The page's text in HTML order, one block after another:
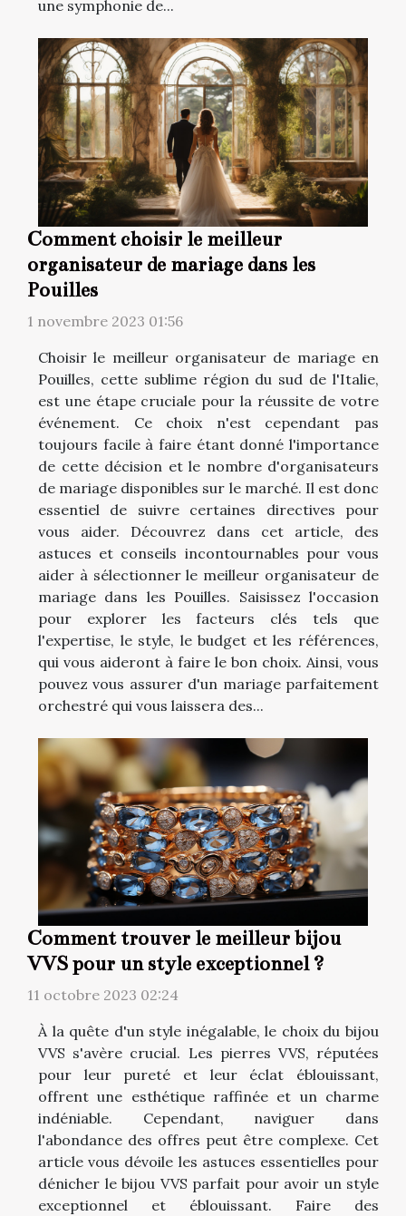
une symphonie de...
Comment choisir le meilleur
organisateur de mariage dans les
Pouilles
1 novembre 2023 01:56
Choisir le meilleur organisateur de mariage en
Pouilles, cette sublime région du sud de l'Italie,
est une étape cruciale pour la réussite de votre
événement. Ce choix n'est cependant pas
toujours facile à faire étant donné l'importance
de cette décision et le nombre d'organisateurs
de mariage disponibles sur le marché. Il est donc
essentiel de suivre certaines directives pour
vous aider. Découvrez dans cet article, des
astuces et conseils incontournables pour vous
aider à sélectionner le meilleur organisateur de
mariage dans les Pouilles. Saisissez l'occasion
pour explorer les facteurs clés tels que
l'expertise, le style, le budget et les références,
qui vous aideront à faire le bon choix. Ainsi, vous
pouvez vous assurer d'un mariage parfaitement
orchestré qui vous laissera des...
Comment trouver le meilleur bijou
VVS pour un style exceptionnel ?
11 octobre 2023 02:24
À la quête d'un style inégalable, le choix du bijou
VVS s'avère crucial. Les pierres VVS, réputées
pour leur pureté et leur éclat éblouissant,
offrent une esthétique raffinée et un charme
indéniable. Cependant, naviguer dans
l'abondance des offres peut être complexe. Cet
article vous dévoile les astuces essentielles pour
dénicher le bijou VVS parfait pour avoir un style
exceptionnel et éblouissant. Faire des